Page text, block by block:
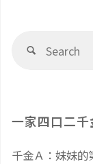
簡
驗】
孩
子
Search
一家四口二千
千金Ａ：妹妹